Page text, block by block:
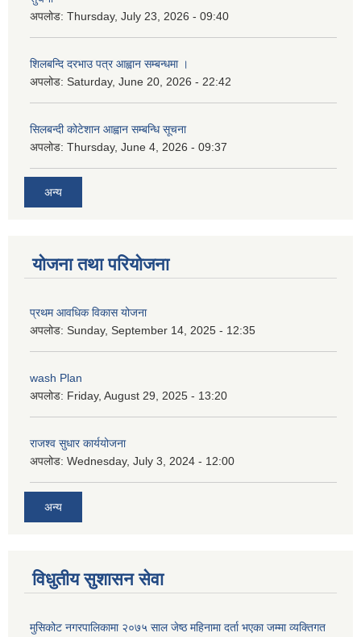
अपलोड: Thursday, July 23, 2026 - 09:40
शिलबन्दि दरभाउ पत्र आह्वान सम्बन्धमा ।
अपलोड: Saturday, June 20, 2026 - 22:42
सिलबन्दी कोटेशान आह्वान सम्बन्धि सूचना
अपलोड: Thursday, June 4, 2026 - 09:37
अन्य
योजना तथा परियोजना
प्रथम आवधिक विकास योजना
अपलोड: Sunday, September 14, 2025 - 12:35
wash Plan
अपलोड: Friday, August 29, 2025 - 13:20
राजश्व सुधार कार्ययोजना
अपलोड: Wednesday, July 3, 2024 - 12:00
अन्य
विधुतीय सुशासन सेवा
मुसिकोट नगरपालिकामा २०७५ साल जेष्ठ महिनामा दर्ता भएका जम्मा व्यक्तिगत